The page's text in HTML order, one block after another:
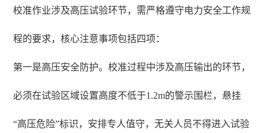
校准作业涉及高压试验环节，需严格遵守电力安全工作规
程的要求，核心注意事项包括四项：
第一是高压安全防护。校准过程中涉及高压输出的环节，
必须在试验区域设置高度不低于1.2m的警示围栏，悬挂
“高压危险”标识，安排专人值守，无关人员不得进入试验